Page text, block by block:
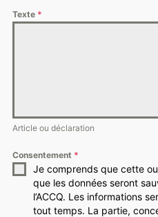
Texte *
Article ou déclaration
Consentement *
Je comprends que cette
que les données seront
l’ACCQ. Les informations
tout temps. La partie,